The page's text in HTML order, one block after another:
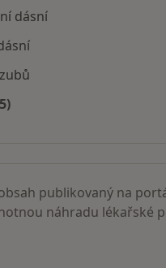
dásní
publikovaný na
náhradu lékařské